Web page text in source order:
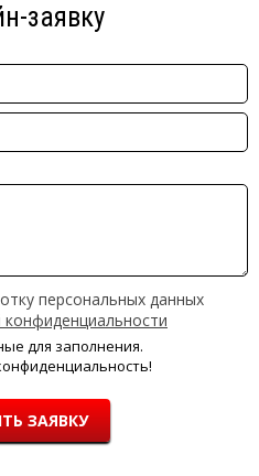
заявку
персональных данных
конфиденциальности
для заполнения.
ЗАЯВКУ